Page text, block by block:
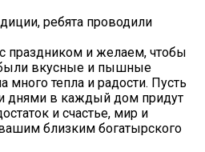
ребята проводили
праздником и желаем, чтобы
вкусные и пышные
много тепла и радости. Пусть
днями в каждый дом придут
и счастье, мир и
близким богатырского